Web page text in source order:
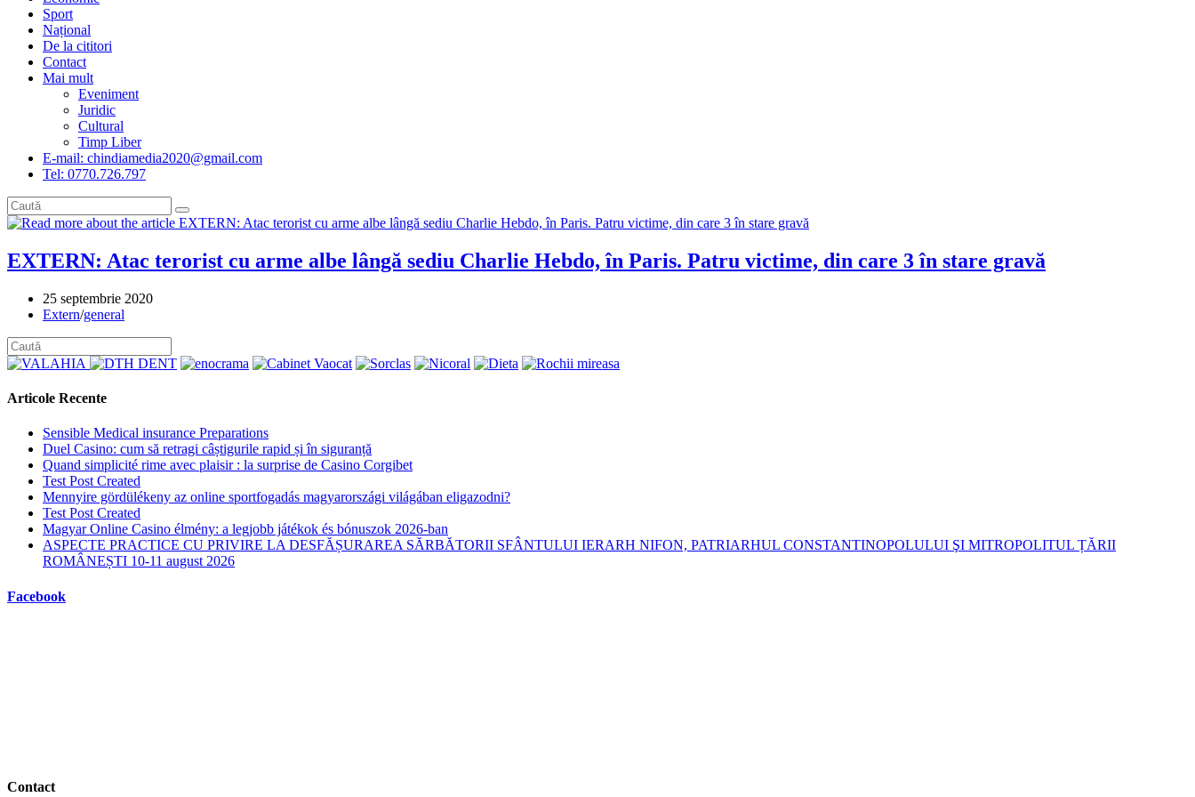
Sport
Național
De la cititori
Contact
Mai mult
Eveniment
Juridic
Cultural
Timp Liber
E-mail: chindiamedia2020@gmail.com
Tel: 0770.726.797
EXTERN: Atac terorist cu arme albe lângă sediu Charlie Hebdo, în Paris. Patru victime, din care 3 în stare gravă
Post
published:
25 septembrie 2020
Post
Extern/general
Articole Recente
Sensible Medical insurance Preparations
Duel Casino: cum să retragi câștigurile rapid și în siguranță
Quand simplicité rime avec plaisir : la surprise de Casino Corgibet
Test Post Created
Mennyire gördülékeny az online sportfogadás magyarországi világában eligazodni?
Test Post Created
Magyar Online Casino élmény: a legjobb játékok és bónuszok 2026-ban
ASPECTE PRACTICE CU PRIVIRE LA DESFĂȘURAREA SĂRBĂTORII SFÂNTULUI IERARH NIFON, PATRIARHUL CONSTANTINOPOLULUI ŞI MITROPOLITUL ȚĂRII
ROMÂNEȘTI 10-11 august 2026
Facebook
Contact